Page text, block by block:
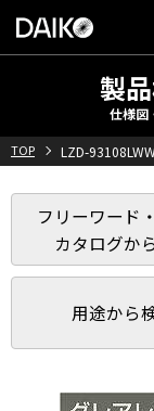
製
仕様図
TOP LZD-
フリーワード
カタログか
用途から